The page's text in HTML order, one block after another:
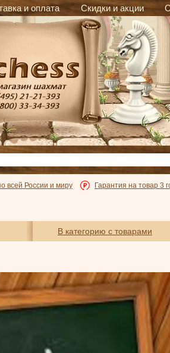
и оплата Скидки и акции
всей России и миру Гарантия на товар 3
В категорию с товарами